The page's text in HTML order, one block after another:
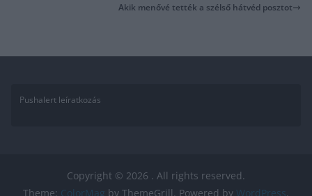
Akik menővé tették a szélső hátvéd posztot
Pushalert leíratkozás
Copyright © 2026 . All rights reserved.
Theme: ColorMag by ThemeGrill. Powered by WordPress.